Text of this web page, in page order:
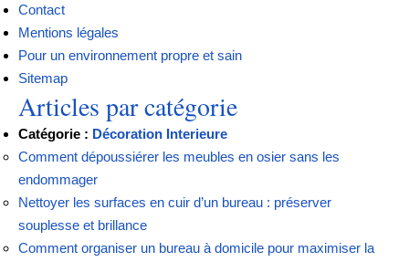
Contact
Mentions légales
Pour un environnement propre et sain
Sitemap
Articles par catégorie
Catégorie : Décoration Interieure
Comment dépoussiérer les meubles en osier sans les
endommager
Nettoyer les surfaces en cuir d’un bureau : préserver
souplesse et brillance
Comment organiser un bureau à domicile pour maximiser la